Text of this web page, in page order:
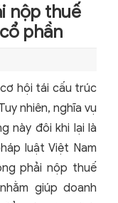
nộp thuế
phần
hội tái cấu trúc
nhiên, nghĩa vụ
này đôi khi lại là
luật Việt Nam
phải nộp thuế
giúp doanh